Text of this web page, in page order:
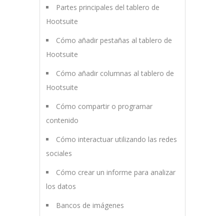
Partes principales del tablero de
Hootsuite
Cómo añadir pestañas al tablero de
Hootsuite
Cómo añadir columnas al tablero de
Hootsuite
Cómo compartir o programar
contenido
Cómo interactuar utilizando las redes
sociales
Cómo crear un informe para analizar
los datos
Bancos de imágenes